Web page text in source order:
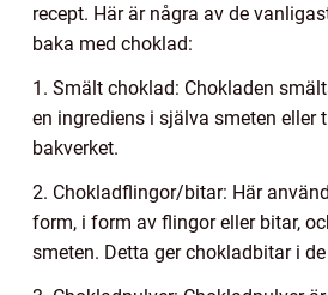
recept. Här är några av de
baka med choklad:
1. Smält choklad: Chokladen
en ingrediens i själva smeten eller
bakverket.
2. Chokladflingor/bitar: Här
form, i form av flingor eller bitar,
smeten. Detta ger chokladbitar i